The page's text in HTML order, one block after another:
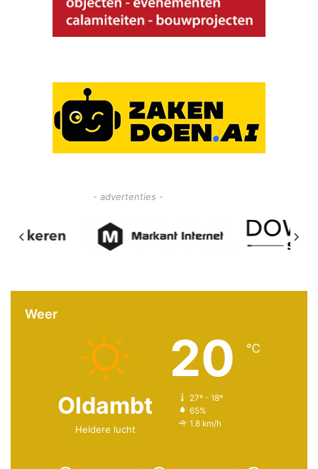
- advertenties -
Weer
Oldambt
Heldere lucht
20 ℃
27º - 18º
65%
1.8 km/h